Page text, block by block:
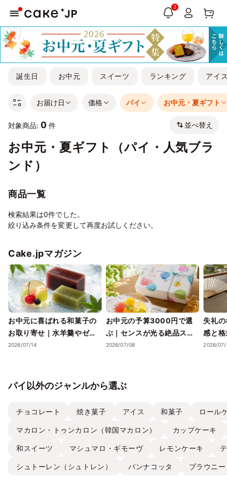
3
誕生日 お中元 スイーツ ランキング アイ
お届け日 価格 パイ お中元・夏ギフト
対象商品: 0 件 並べ替え
お中元・夏ギフト（パイ・人気ブラ
ンド）
商品一覧
検索結果は0件でした。
絞り込み条件を変更して再度お試しください。
Cake.jpマガジン
お中元に喜ばれる和菓子の
お取り寄せ｜水羊羹やゼリ
ーで涼を届ける夏ギフト
2026/07/14
お中元の予算3000円で選
ぶ｜センスが光る絶品スイ
ーツギフトと失敗しない選
2026/07/08
失礼
感と
ツギフ
2026/07/
パイ以外のジャンルから選ぶ
チョコレート 焼き菓子 アイス 和菓子 ロール
マカロン・トゥンカロン（韓国マカロン） カップケーキ
和スイーツ マシュマロ・ギモーヴ レモンケーキ
シュトーレン（シュトレン） パンナコッタ ブラウニー